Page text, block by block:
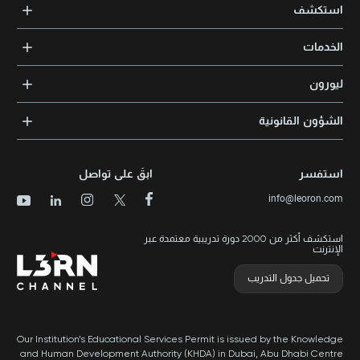
Xpert Learning
Dubai, UAE
+971 4 391 05 03
بريد 105098 | أبوظبي، الإمارات العربية المتحدة
+971 2 552 1155
استكشف
الشهادات المعتمدة
مجالات المعرفة
مواقع التدريب
الدورات الأعلى تقييمًا حسب الدولة
الخدمات
الإرشاد والتوجيه المهني
ليورون
الأخبار
برنامج الامتيازات
الشؤون القانونية
سياسة الخصوصية وملفات تعريف الارتباط
استكشف أكثر من 2000 دورة تدريبية معتمدة عبر
الإنترنت
تحميل جدول التدريب
استفسر
info@leoron.com
ابقَ على تواصل
Our Institution’s Educational Services Permit is issued by the Knowledge
and Human Development Authority (KHDA) in Dubai, Abu Dhabi Centre